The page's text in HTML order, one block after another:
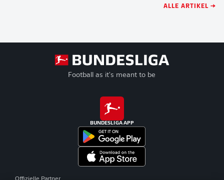
ALLE ARTIKEL →
Football as it's meant to be
BUNDESLIGA APP